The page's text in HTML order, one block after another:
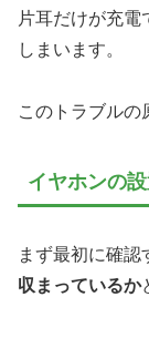
片耳だけが充電
しまいます。
このトラブルの
イヤホンの
まず最初に確認
収まっているか